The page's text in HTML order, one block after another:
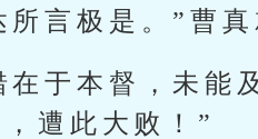
所言极是。”曹
在于本督，未能
遭此大败！”